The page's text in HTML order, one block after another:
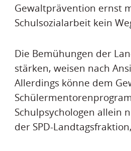
Gewaltprävention ernst
Schulsozialarbeit kein
Die Bemühungen der
stärken, weisen nach
Allerdings könne dem
Schulpsychologen allein
der SPD-